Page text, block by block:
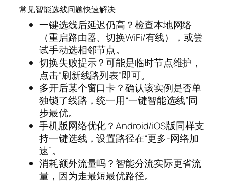
常见智能选线问题快速解决
一键选线后延迟仍高？检查本地网络
（重启路由器、切换WiFi/有线），或尝
试手动选相邻节点。
切换失败提示？可能是临时节点维护，
点击“刷新线路列表”即可。
多开后某个窗口卡？确认该实例是否单
独锁了线路，统一用“一键智能选线”同
步最优。
手机版网络优化？Android/iOS版同样支
持一键选线，设置路径在“更多-网络加
速”。
消耗额外流量吗？智能分流实际更省流
量，因为走最短最优路径。